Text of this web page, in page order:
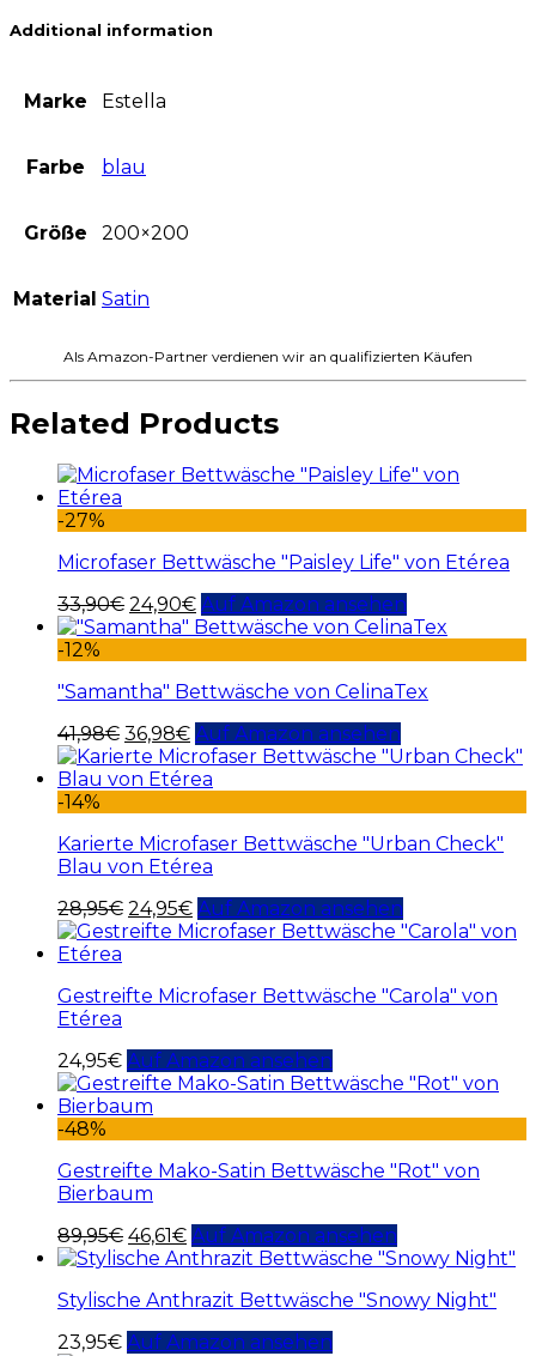
Additional information
Marke Estella
Farbe blau
Größe 200×200
Material Satin
Als Amazon-Partner verdienen wir an qualifizierten Käufen
Related Products
-27%
Microfaser Bettwäsche "Paisley Life" von Etérea
33,90€ 24,90€ Auf Amazon ansehen
-12%
"Samantha" Bettwäsche von CelinaTex
41,98€ 36,98€ Auf Amazon ansehen
-14%
Karierte Microfaser Bettwäsche "Urban Check"
Blau von Etérea
28,95€ 24,95€ Auf Amazon ansehen
Gestreifte Microfaser Bettwäsche "Carola" von
Etérea
24,95€ Auf Amazon ansehen
-48%
Gestreifte Mako-Satin Bettwäsche "Rot" von
Bierbaum
89,95€ 46,61€ Auf Amazon ansehen
Stylische Anthrazit Bettwäsche "Snowy Night"
23,95€ Auf Amazon ansehen